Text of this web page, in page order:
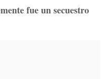
fue un secuestro